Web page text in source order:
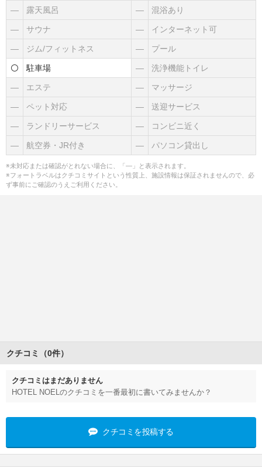
― 露天風呂 ― 混浴あり
― サウナ ― インターネット可
― ジム/フィットネス ― プール
駐車場 ― 洗浄機能トイレ
― エステ ― マッサージ
― ペット対応 ― 送迎サービス
― ランドリーサービス ― コンビニ近く
― 航空券・JR付き ― パソコン貸出し
※未対応または確認がとれない場合に、「―」と表示されます。
※フォートラベルはクチコミサイトという性質上、施設情報は保証されませんので、必
ず事前にご確認のうえご利用ください。
クチコミ（0件）
クチコミはまだありません
HOTEL NOELのクチコミを一番最初に書いてみませんか？
クチコミを投稿する